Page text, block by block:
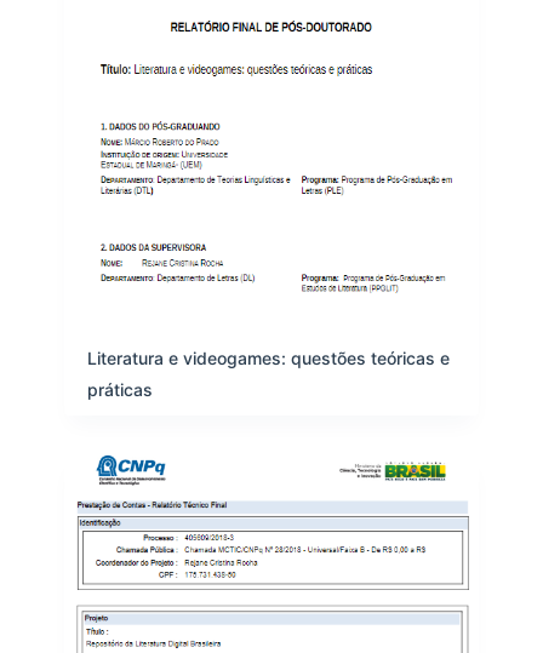
Literatura e videogames: questões teóricas e
práticas